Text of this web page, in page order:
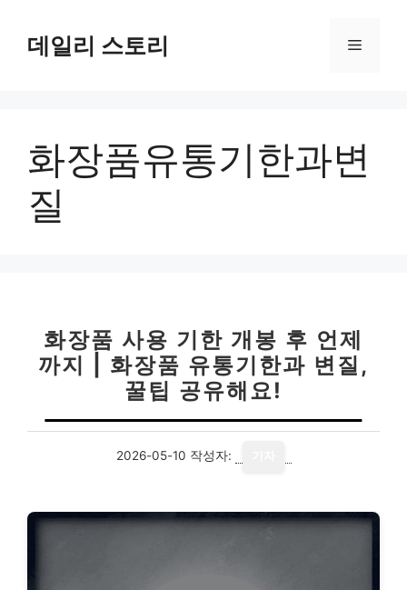
데일리 스토리 메
화장품유통기한과변
질
화장품 사용 기한 개봉 후 언제
까지 | 화장품 유통기한과 변질,
꿀팁 공유해요!
2026-05-10 작성자: